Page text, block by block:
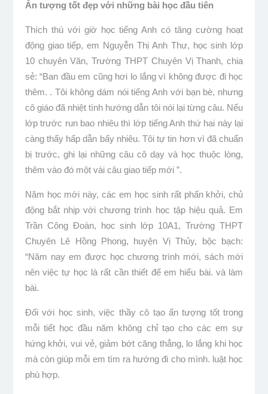
Ấn tượng tốt đẹp với những bài học đầu tiên
Thích thú với giờ học tiếng Anh có tăng cường hoạt
động giao tiếp, em Nguyễn Thị Anh Thư, học sinh lớp
10 chuyên Văn, Trường THPT Chuyên Vị Thanh, chia
sẻ: “Ban đầu em cũng hơi lo lắng vì không được đi học
thêm. . Tôi không dám nói tiếng Anh với bạn bè, nhưng
cô giáo đã nhiệt tình hướng dẫn tôi nói lại từng câu. Nếu
lớp trước run bao nhiêu thì lớp tiếng Anh thứ hai này lại
càng thấy hấp dẫn bấy nhiêu. Tôi tự tin hơn vì đã chuẩn
bị trước, ghi lại những câu cô dạy và học thuộc lòng,
thêm vào đó một vài câu giao tiếp mới ”.
Năm học mới này, các em học sinh rất phấn khởi, chủ
động bắt nhịp với chương trình học tập hiệu quả. Em
Trần Công Đoàn, học sinh lớp 10A1, Trường THPT
Chuyên Lê Hồng Phong, huyện Vị Thủy, bộc bạch:
“Năm nay em được học chương trình mới, sách mới
nên việc tự học là rất cần thiết để em hiểu bài. và làm
bài.
Đối với học sinh, việc thầy cô tạo ấn tượng tốt trong
mỗi tiết học đầu năm không chỉ tạo cho các em sự
hứng khởi, vui vẻ, giảm bớt căng thẳng, lo lắng khi học
mà còn giúp mỗi em tìm ra hướng đi cho mình. luật học
phù hợp.